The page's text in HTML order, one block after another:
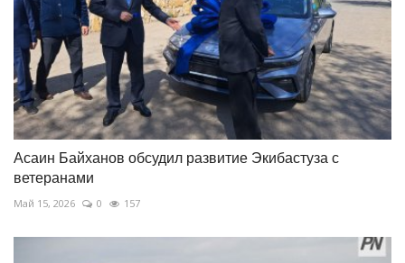
Асаин Байханов обсудил развитие Экибастуза с
ветеранами
Май 15, 2026 0 157